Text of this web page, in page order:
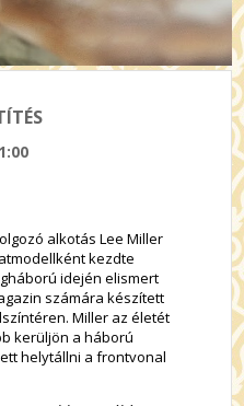
alkotás Lee Miller
kezdte
idején elismert
számára készített
Miller az életét
kerüljön a háború
helytállni a frontvonal